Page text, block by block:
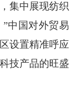
集中展现纺织
中国对外贸易
设置精准呼应
技产品的旺盛